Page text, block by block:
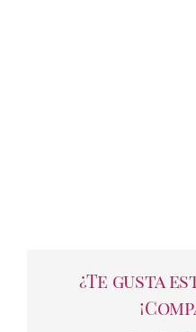
¿Te gusta